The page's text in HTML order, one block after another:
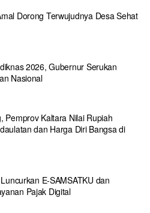
Dorong Terwujudnya Desa Sehat
2026, Gubernur Serukan
Nasional
Pemprov Kaltara Nilai Rupiah
dan Harga Diri Bangsa di
E-SAMSATKU dan
Pajak Digital